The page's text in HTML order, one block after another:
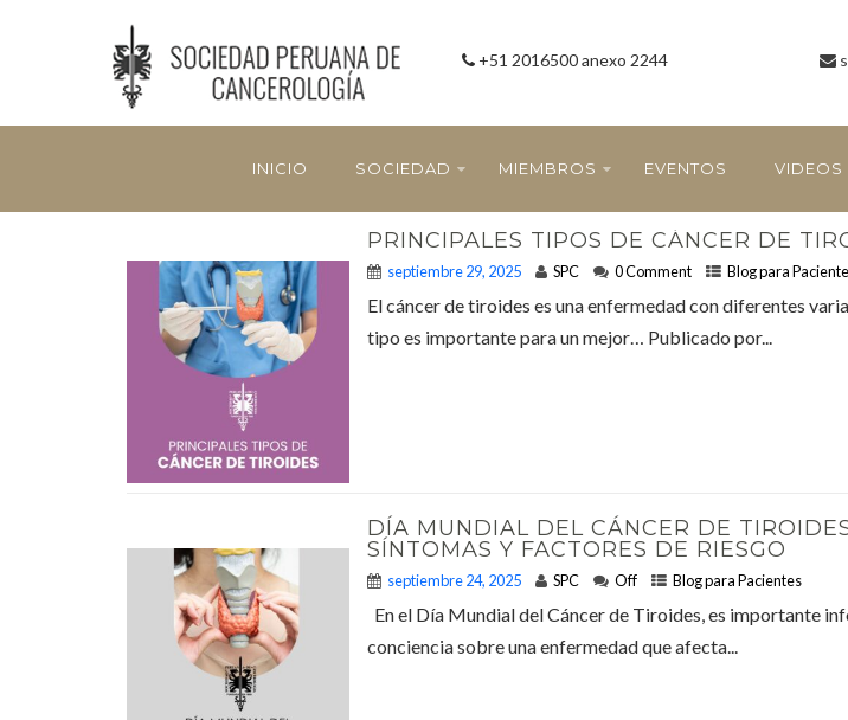
+51 2016500 anexo 2244
INICIO SOCIEDAD MIEMBROS EVENTOS VIDEOS
PRINCIPALES TIPOS DE CÁNCER DE
septiembre 29, 2025 SPC 0 Comment Blog para
El cáncer de tiroides es una enfermedad con diferentes
tipo es importante para un mejor… Publicado por...
DÍA MUNDIAL DEL CÁNCER DE
SÍNTOMAS Y FACTORES DE RIESGO
septiembre 24, 2025 SPC Off Blog para Pacientes
En el Día Mundial del Cáncer de Tiroides, es importante
conciencia sobre una enfermedad que afecta...